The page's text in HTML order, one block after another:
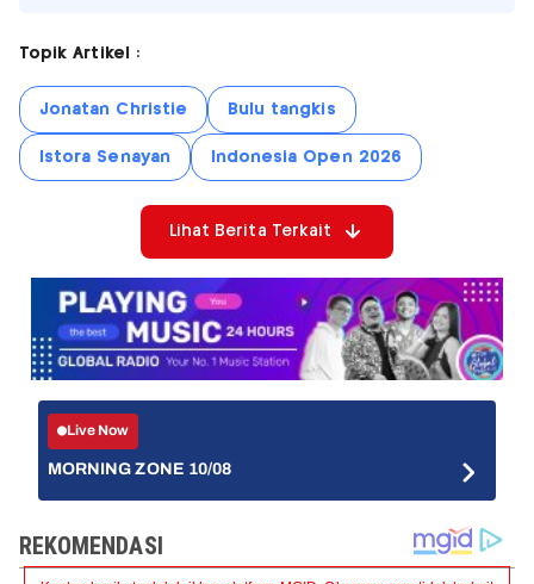
Topik Artikel :
Jonatan Christie Bulu tangkis
Istora Senayan Indonesia Open 2026
Lihat Berita Terkait
Live Now
MORNING ZONE 10/08